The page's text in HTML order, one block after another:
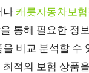
나 캐롯자동차보
통해 필요한 정
비교 분석할 수
적의 보험 상품